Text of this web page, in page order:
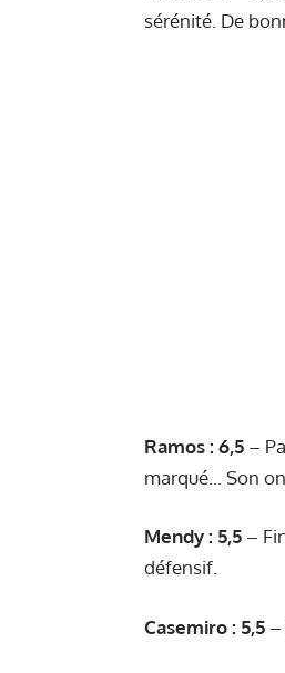
sérénité. De
Ramos : 6,5 –
marqué... Son
Mendy : 5,5 –
défensif.
Casemiro : 5,5 –